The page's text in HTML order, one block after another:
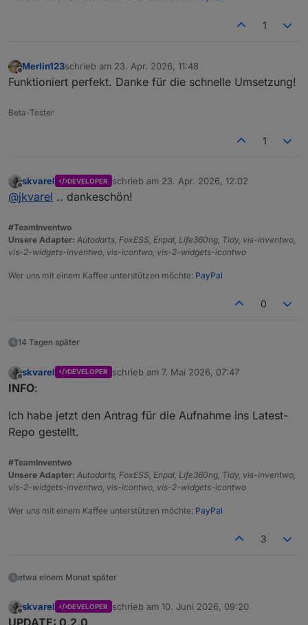
1
Offline
Merlin123schrieb am 23. Apr. 2026, 11:48
zuletzt editiert von
Funktioniert perfekt. Danke für die schnelle Umsetzung!
Beta-Tester
1
Offline
skvarel DEVELOPER schrieb am 23. Apr. 2026, 12:02
zuletzt editiert von
@jkvarel .. dankeschön!
#TeamInventwo
Unsere Adapter: Autodarts, FoxESS, Enpal, Life360ng, Tidy, vis-inventwo,
vis-2-widgets-inventwo, vis-icontwo, vis-2-widgets-icontwo
Wer uns mit einem Kaffee unterstützen möchte: PayPal
0
14 Tagen später
Offline
skvarel DEVELOPER schrieb am 7. Mai 2026, 07:47
zuletzt editiert von
INFO:
Ich habe jetzt den Antrag für die Aufnahme ins Latest-
Repo gestellt.
#TeamInventwo
Unsere Adapter: Autodarts, FoxESS, Enpal, Life360ng, Tidy, vis-inventwo,
vis-2-widgets-inventwo, vis-icontwo, vis-2-widgets-icontwo
Wer uns mit einem Kaffee unterstützen möchte: PayPal
3
etwa einem Monat später
Offline
skvarel DEVELOPER schrieb am 10. Juni 2026, 09:20
zuletzt editiert von
UPDATE: 0.2.0